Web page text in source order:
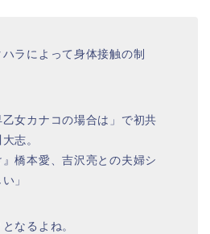
ラによって身体接触の制
女カナコの場合は」で初共
志。
』橋本愛、吉沢亮との夫婦シ
」
なるよね。